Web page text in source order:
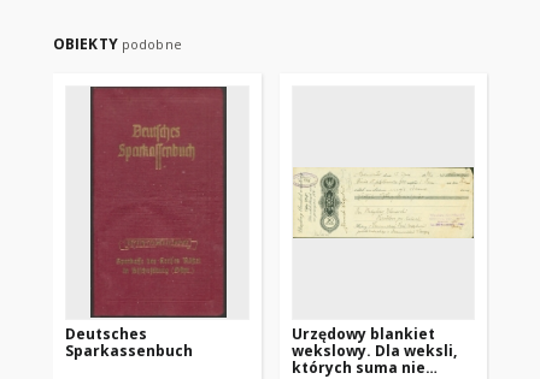
OBIEKTY podobne
Deutsches
Sparkassenbuch
Urzędowy blankiet
wekslowy. Dla weksli,
których suma nie